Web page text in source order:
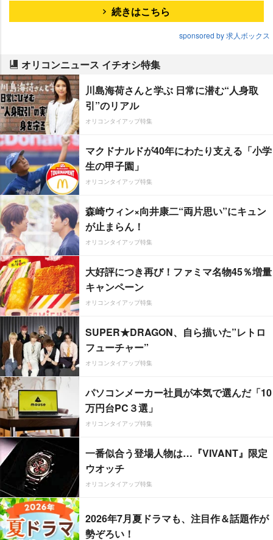
続きはこちら
sponsored by 求人ボックス
オリコンニュース イチオシ特集
川島海荷さんと学ぶ 日常に潜む“人身取
引”のリアル
オリコンタイアップ特集
マクドナルドが40年にわたり支える「小学
生の甲子園」
オリコンタイアップ特集
森崎ウィン×向井康二“両片思い”にキュン
が止まらん！
オリコンタイアップ特集
大好評につき再び！ファミマ名物45％増量
キャンペーン
オリコンタイアップ特集
SUPER★DRAGON、自ら描いた”レトロ
フューチャー”
オリコンタイアップ特集
パソコンメーカー社員が本気で選んだ「10
万円台PC３選」
オリコンタイアップ特集
一番似合う登場人物は…『VIVANT』限定
ウオッチ
オリコンタイアップ特集
2026年7月夏ドラマも、注目作＆話題作が
勢ぞろい！